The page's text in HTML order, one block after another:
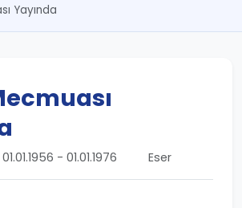
Yayında
01.01.1956 - 01.01.1976 Eser